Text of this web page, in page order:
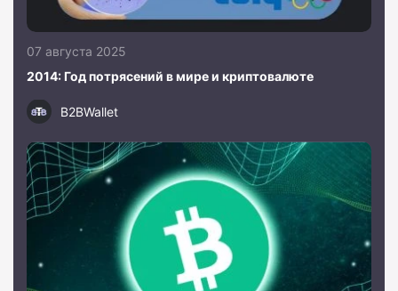
07 августа 2025
2014: Год потрясений в мире и криптовалюте
B2BWallet